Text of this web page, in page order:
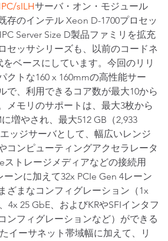
sILHサーバ・オン・モジュール
存のインテル Xeon D-1700プロセッ
Server Size D製品ファミリを拡充
セッサシリーズも、以前のコードネ
をベースにしています。今回のリリ
クトな160 x 160mmの高性能サー
で、利用できるコア数が最大10から
メモリのサポートは、最大3枚から
増やされ、最大512 GB（2,933
ッジサーバとして、幅広いレンジ
コンピューティングアクセラレータ
ストレージメディアなどの接続用
ーンに加えて32x PCIe Gen 4レーン
ざまなコンフィグレーション（1x
4x 25 GbE、およびKRやSFIインタフ
ンフィグレーションなど）ができる
イーサネット帯域幅に加えて、リ